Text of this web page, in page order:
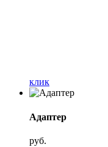
клик
Адаптер
руб.